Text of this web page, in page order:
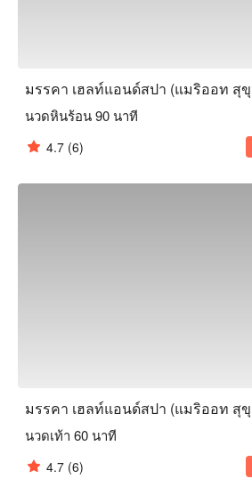
นวดหินร้อน 90 นาที
4.7 (6)
นวดเท้า 60 นาที
4.7 (6)